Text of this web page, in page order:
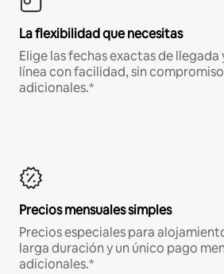
La flexibilidad que necesitas
Elige las fechas exactas de llegada
línea con facilidad, sin
adicionales.*
Precios mensuales simples
Precios especiales para
larga duración y un único pago
adicionales.*